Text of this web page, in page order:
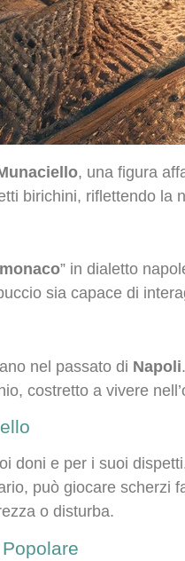
, una figura
birichini, riflettendo la
” in dialetto
sia capace di
nel passato di Napoli
costretto a vivere
doni e per i suoi
può giocare
o disturba.